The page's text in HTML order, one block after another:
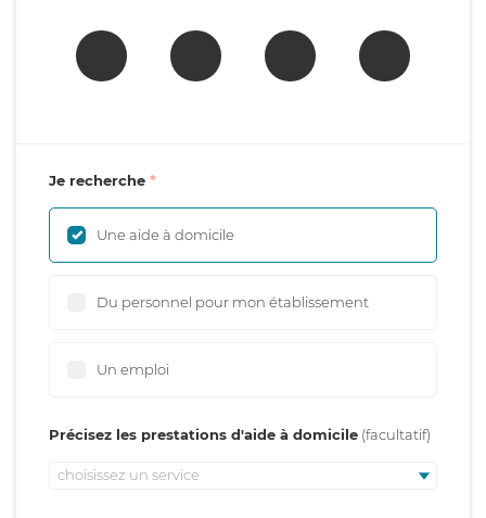
Je recherche
Une aide à domicile
Du personnel pour mon établissement
Un emploi
Précisez les prestations d'aide à domicile
choisissez un service